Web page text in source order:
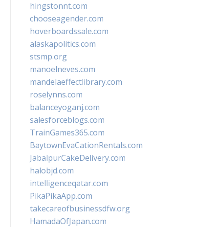
hingstonnt.com
chooseagender.com
hoverboardssale.com
alaskapolitics.com
stsmp.org
manoelneves.com
mandelaeffectlibrary.com
roselynns.com
balanceyoganj.com
salesforceblogs.com
TrainGames365.com
BaytownEvaCationRentals.com
JabalpurCakeDelivery.com
halobjd.com
intelligenceqatar.com
PikaPikaApp.com
takecareofbusinessdfw.org
HamadaOfJapan.com